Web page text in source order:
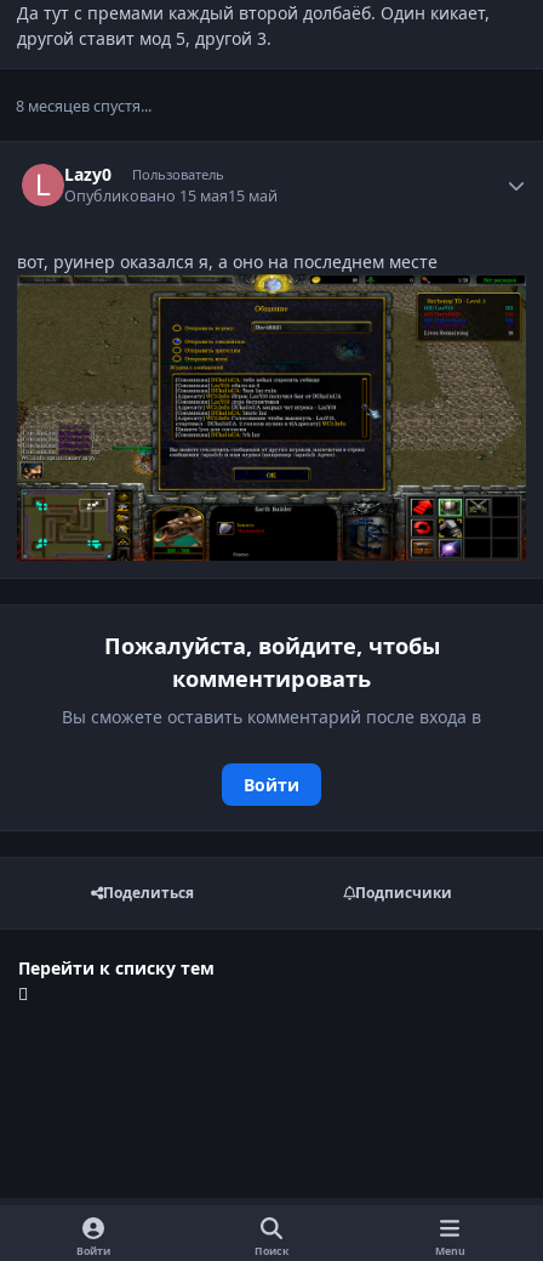
Да тут с премами каждый второй долбаёб. Один кикает,
другой ставит мод 5, другой 3.
8 месяцев спустя...
Lazy0 Пользователь
Опубликовано 15 мая15 май
вот, руинер оказался я, а оно на последнем месте
Пожалуйста, войдите, чтобы
комментировать
Вы сможете оставить комментарий после входа в
Войти
Поделиться Подписчики
Перейти к списку тем
Войти Поиск Menu